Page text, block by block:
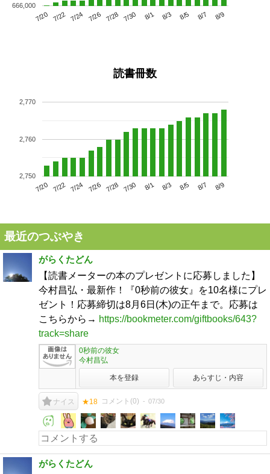
7/20 7/22 7/24 7/26 7/28 7/30 8/1 8/3 8/5 8/7 8/9
666,000
読書冊数
7/20 7/22 7/24 7/26 7/28 7/30 8/1 8/3 8/5 8/7 8/9
2,750
2,760
2,770
最近のつぶやき
がらくたどん
【読書メーターの本のプレゼントに応募しました】
今村昌弘・最新作！『0秒前の彼女』を10名様にプレ
ゼント！応募締切は8月6日(木)の正午まで。応募は
こちらから→ https://bookmeter.com/giftbooks/643?
track=share
0秒前の彼女
今村昌弘
本を登録 あらすじ・内容
ナイス ★18 コメント(0) 07/30
がらくたどん